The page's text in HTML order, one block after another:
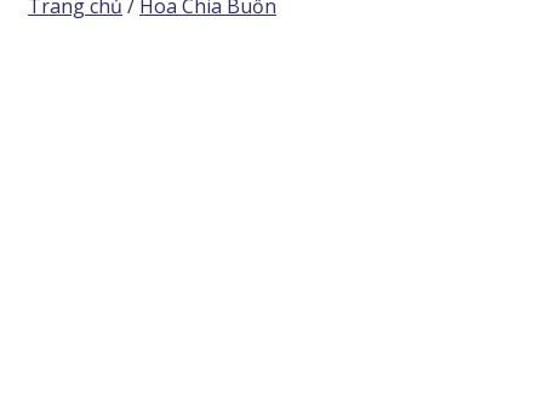
Trang chủ / Hoa Chia Buồn